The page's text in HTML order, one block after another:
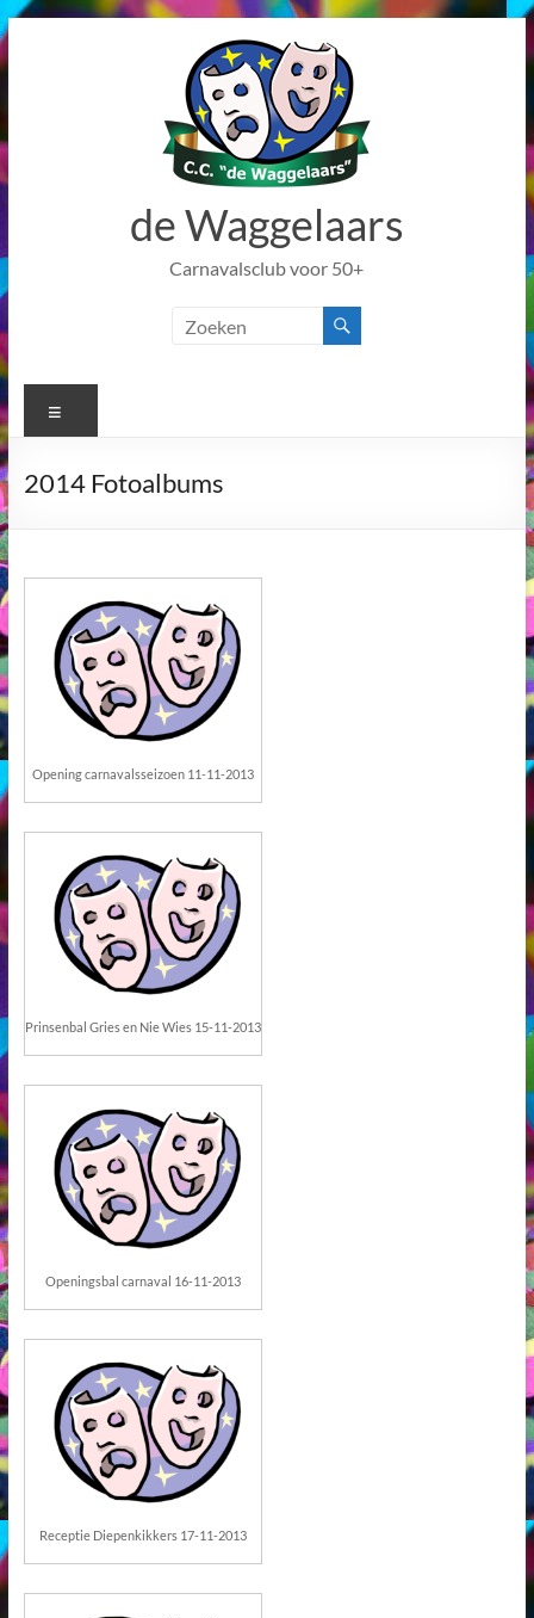
Ga
naar
de
de Waggelaars
Carnavalsclub voor 50+
2014 Fotoalbums
Opening carnavalsseizoen 11-11-2013
Prinsenbal Gries en Nie Wies 15-11-2013
Openingsbal carnaval 16-11-2013
Receptie Diepenkikkers 17-11-2013